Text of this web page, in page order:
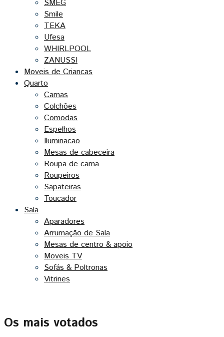
SMEG
Smile
TEKA
Ufesa
WHIRLPOOL
ZANUSSI
Moveis de Criancas
Quarto
Camas
Colchões
Comodas
Espelhos
Iluminacao
Mesas de cabeceira
Roupa de cama
Roupeiros
Sapateiras
Toucador
Sala
Aparadores
Arrumação de Sala
Mesas de centro & apoio
Moveis TV
Sofás & Poltronas
Vitrines
Os mais votados